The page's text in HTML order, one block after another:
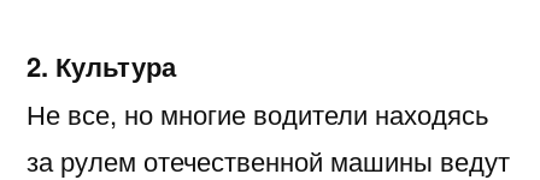
2. Культура
Не все, но многие водители находясь
за рулем отечественной машины ведут